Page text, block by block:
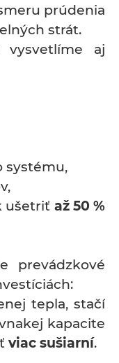
prúdenia
strát.
aj
systému,
ušetriť až 50 %
prevádzkové
tepla, stačí
kapacite
viac sušiarní.